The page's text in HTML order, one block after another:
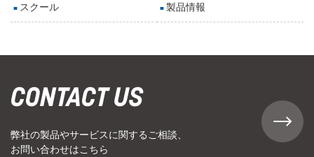
スクール 製品情報
CONTACT US
弊社の製品やサービスに関するご相談、
お問い合わせはこちら